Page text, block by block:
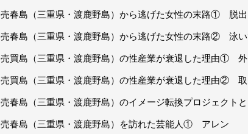
売春島（三重県・渡鹿野島）から逃げた女性の末路① 脱出
売春島（三重県・渡鹿野島）から逃げた女性の末路② 泳い
売買島（三重県・渡鹿野島）の性産業が衰退した理由① 外
売買島（三重県・渡鹿野島）の性産業が衰退した理由② 取
売春島（三重県・渡鹿野島）のイメージ転換プロジェクト
売春島（三重県・渡鹿野島）を訪れた芸能人① アレン